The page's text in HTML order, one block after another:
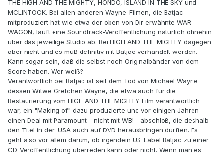
THE HIGH AND THE MIGHTY, HONDO, ISLAND IN THE SKY und
MCLINTOCK. Bei allen anderen Wayne-Filmen, die Batjac
mitproduziert hat wie etwa der oben von Dir erwähnte WAR
WAGON, läuft eine Soundtrack-Veröffentlichung natürlich ohnehin
über das jeweilige Studio ab. Bei HIGH AND THE MIGHTY dagegen
aber nicht und es muß definitiv mit Batjac verhandelt werden.
Kann sogar sein, daß die selbst noch Originalbänder von dem
Score haben. Wer weiß?
Verantwortlich bei Batjac ist seit dem Tod von Michael Wayne
dessen Witwe Gretchen Wayne, die etwa auch für die
Restaurierung vom HIGH AND THE MIGHTY-Film verantwortlich
war, ein "Making of" dazu produzierte und vor einigen Jahren
einen Deal mit Paramount - nicht mit WB! - abschloß, die deshalb
den Titel in den USA auch auf DVD herausbringen durften. Es
geht also vor allem darum, ob irgendein US-Label Batjac zu einer
CD-Veröffentlichung überreden kann oder nicht. Wenn man es